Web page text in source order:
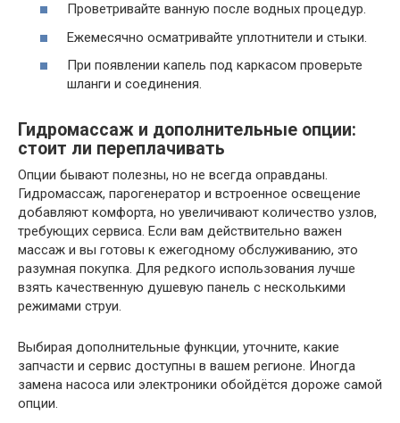
Проветривайте ванную после водных процедур.
Ежемесячно осматривайте уплотнители и стыки.
При появлении капель под каркасом проверьте
шланги и соединения.
Гидромассаж и дополнительные опции:
стоит ли переплачивать
Опции бывают полезны, но не всегда оправданы.
Гидромассаж, парогенератор и встроенное освещение
добавляют комфорта, но увеличивают количество узлов,
требующих сервиса. Если вам действительно важен
массаж и вы готовы к ежегодному обслуживанию, это
разумная покупка. Для редкого использования лучше
взять качественную душевую панель с несколькими
режимами струи.
Выбирая дополнительные функции, уточните, какие
запчасти и сервис доступны в вашем регионе. Иногда
замена насоса или электроники обойдётся дороже самой
опции.